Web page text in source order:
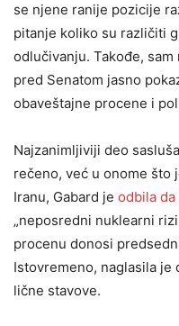
se njene ranije pozicije
pitanje koliko su različiti
odlučivanju. Takođe,
pred Senatom jasno
obaveštajne procene i
Najzanimljiviji deo
rečeno, već u onome što
Iranu, Gabard je odbila
„neposredni nuklearni
procenu donosi
Istovremeno, naglasila je
lične stavove.